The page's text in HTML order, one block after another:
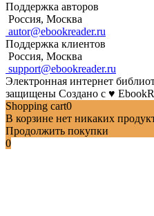
Поддержка авторов
Россия, Москва
autor@ebookreader.ru
Поддержка клиентов
Россия, Москва
support@ebookreader.ru
Электронная интернет
защищены Создано с ♥
Shopping cart0
В корзине нет никаких
Продолжить покупки
0